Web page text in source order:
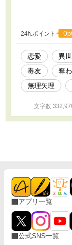
24h.ポイント
恋愛 異
毒友
奪
無理矢理
文字数
アプリ一覧
公式SNS一覧